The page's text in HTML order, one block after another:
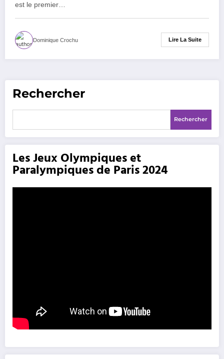
est le premier…
Dominique Crochu Lire La Suite
Rechercher
Rechercher
Les Jeux Olympiques et
Paralympiques de Paris 2024